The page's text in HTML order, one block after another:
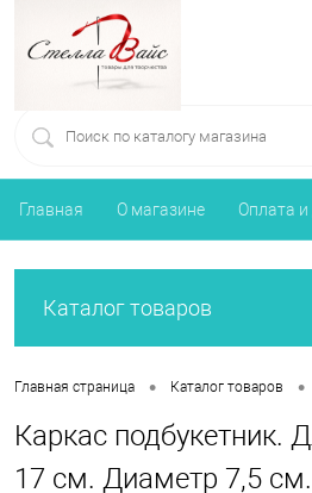
Главная О магазине Оплата и
Каталог товаров
Главная страница • Каталог товаров •
Каркас подбукетник.
17 см. Диаметр 7,5